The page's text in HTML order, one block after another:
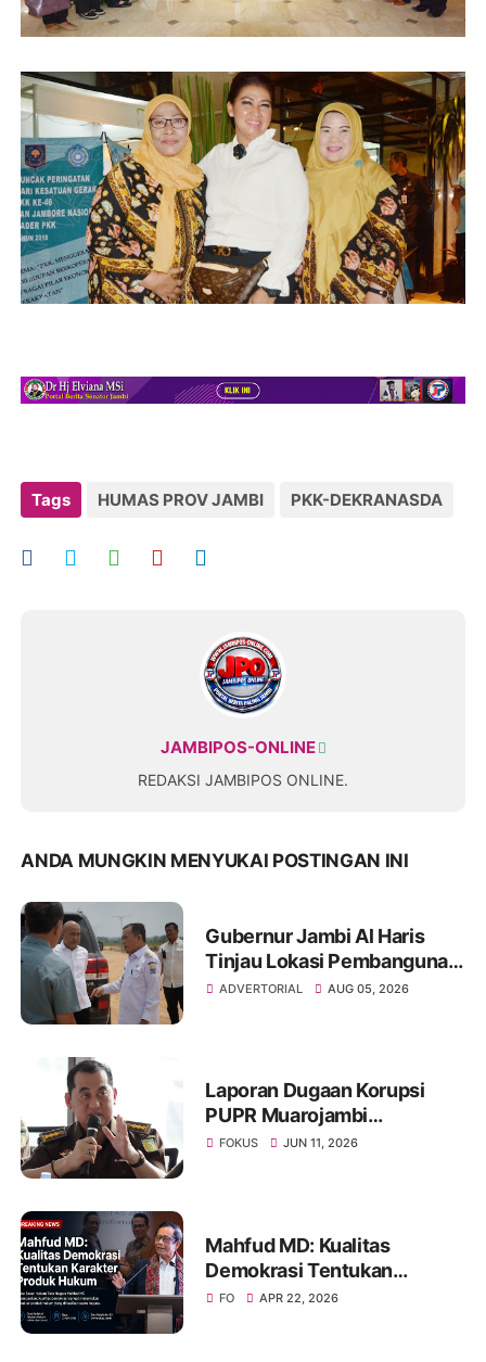
Tags HUMAS PROV JAMBI PKK-DEKRANASDA
JAMBIPOS-ONLINE
REDAKSI JAMBIPOS ONLINE.
ANDA MUNGKIN MENYUKAI POSTINGAN INI
Gubernur Jambi Al Haris
Tinjau Lokasi Pembangunan
Sekolah Rakyat dan Lokasi
ADVERTORIAL AUG 05, 2026
Laporan Dugaan Korupsi
PUPR Muarojambi
Dilimpahkan, Muncul
FOKUS JUN 11, 2026
Mahfud MD: Kualitas
Demokrasi Tentukan
Karakter Produk Hukum
FO APR 22, 2026